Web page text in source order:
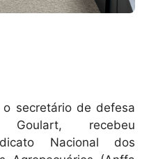
secretário de defesa
Goulart, recebeu
Nacional dos